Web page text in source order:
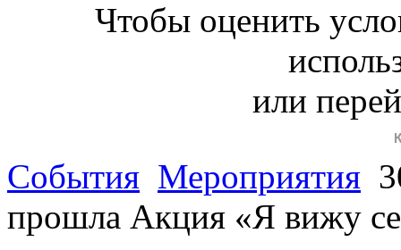
Чтобы оценить
или
События Мероприятия
прошла Акция «Я вижу